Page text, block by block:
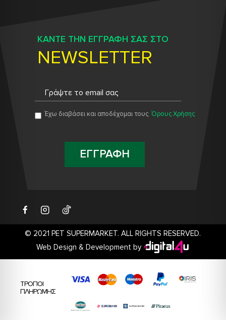
ΚΑΝΤΕ ΤΗΝ ΕΓΓΡΑΦΗ ΣΑΣ ΣΤΟ
NEWSLETTER
ΕΓΓΡΑΦΗ
Έχω διαβάσει και αποδέχομαι τους Όρους Χρήσης
© 2021 PET SUPERMARKET. ALL RIGHTS RESERVED.
Web Design & Development by
ΤΡΟΠΟΙ
ΠΛΗΡΩΜΗΣ